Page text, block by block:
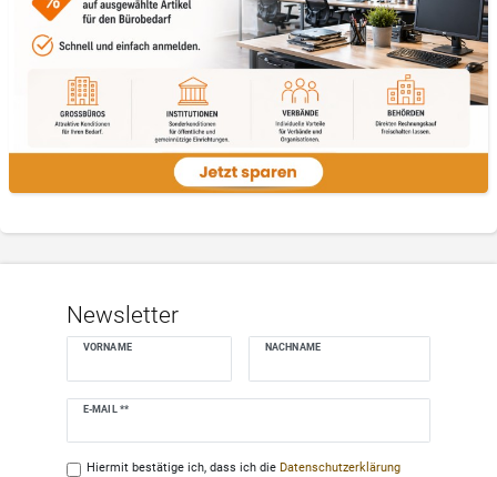
Newsletter
VORNAME NACHNAME
E-MAIL **
Newsletter
Hiermit bestätige ich, dass ich die Daten­schutz­erklärung